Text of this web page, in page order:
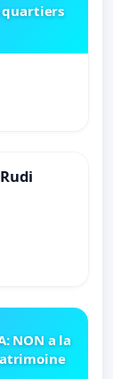
quartiers
NON a la